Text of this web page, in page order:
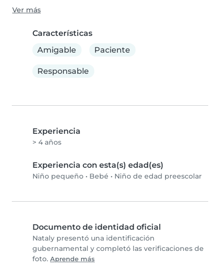
Ver más
Características
Amigable
Paciente
Responsable
Experiencia
> 4 años
Experiencia con esta(s) edad(es)
Niño pequeño • Bebé • Niño de edad preescolar
Documento de identidad oficial
Nataly presentó una identificación
gubernamental y completó las verificaciones de
foto. Aprende más